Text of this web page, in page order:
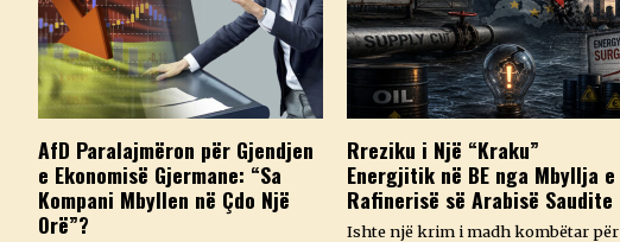
AfD Paralajmëron për Gjendjen
e Ekonomisë Gjermane: “Sa
Kompani Mbyllen në Çdo Një
Orë”?
Rreziku i Një “Kraku”
Energjitik në BE nga Mbyllja e
Rafinerisë së Arabisë Saudite
Ishte një krim i madh kombëtar për